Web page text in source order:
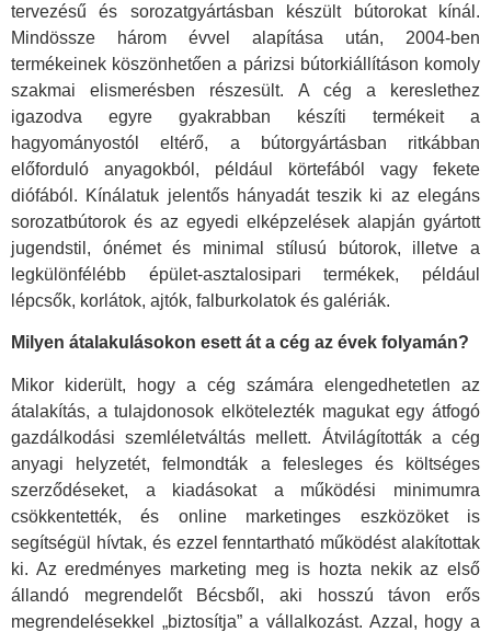
tervezésű és sorozatgyártásban készült bútorokat kínál.
Mindössze három évvel alapítása után, 2004-ben
termékeinek köszönhetően a párizsi bútorkiállításon komoly
szakmai elismerésben részesült. A cég a kereslethez
igazodva egyre gyakrabban készíti termékeit a
hagyományostól eltérő, a bútorgyártásban ritkábban
előforduló anyagokból, például körtefából vagy fekete
diófából. Kínálatuk jelentős hányadát teszik ki az elegáns
sorozatbútorok és az egyedi elképzelések alapján gyártott
jugendstil, ónémet és minimal stílusú bútorok, illetve a
legkülönfélébb épület-asztalosipari termékek, például
lépcsők, korlátok, ajtók, falburkolatok és galériák.
Milyen átalakulásokon esett át a cég az évek folyamán?
Mikor kiderült, hogy a cég számára elengedhetetlen az
átalakítás, a tulajdonosok elkötelezték magukat egy átfogó
gazdálkodási szemléletváltás mellett. Átvilágították a cég
anyagi helyzetét, felmondták a felesleges és költséges
szerződéseket, a kiadásokat a működési minimumra
csökkentették, és online marketinges eszközöket is
segítségül hívtak, és ezzel fenntartható működést alakítottak
ki. Az eredményes marketing meg is hozta nekik az első
állandó megrendelőt Bécsből, aki hosszú távon erős
megrendelésekkel „biztosítja” a vállalkozást. Azzal, hogy a